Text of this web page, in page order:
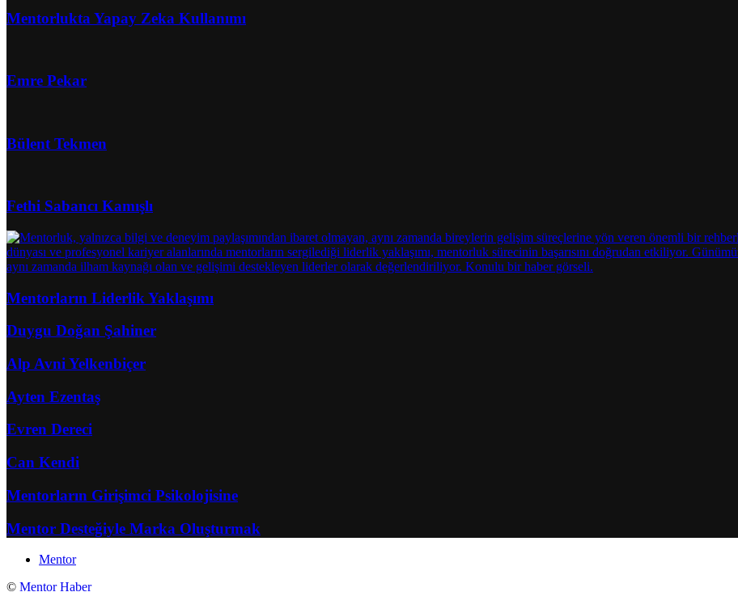
Mentorlukta Yapay Zeka Kullanımı
Emre Pekar
Bülent Tekmen
Fethi Sabancı Kamışlı
Mentorların Liderlik Yaklaşımı
Duygu Doğan Şahiner
Alp Avni Yelkenbiçer
Ayten Ezentaş
Evren Dereci
Can Kendi
Mentorların Girişimci Psikolojisine
Mentor Desteğiyle Marka Oluşturmak
Mentor
© Mentor Haber